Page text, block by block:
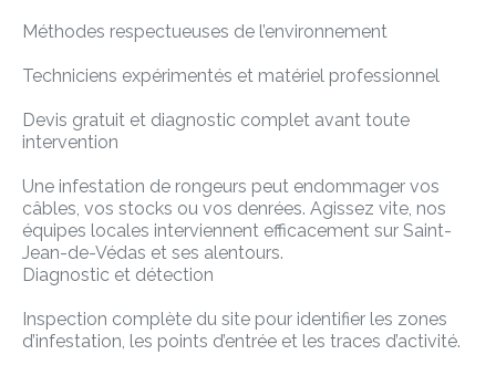
Méthodes respectueuses de l’environnement
Techniciens expérimentés et matériel professionnel
Devis gratuit et diagnostic complet avant toute
intervention
Une infestation de rongeurs peut endommager vos
câbles, vos stocks ou vos denrées. Agissez vite, nos
équipes locales interviennent efficacement sur Saint-
Jean-de-Védas et ses alentours.
Diagnostic et détection
Inspection complète du site pour identifier les zones
d’infestation, les points d’entrée et les traces d’activité.